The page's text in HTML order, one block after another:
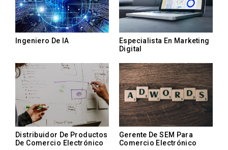
Ingeniero De IA
Especialista En Marketing
Digital
Distribuidor De Productos
De Comercio Electrónico
Gerente De SEM Para
Comercio Electrónico